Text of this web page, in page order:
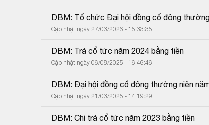
DBM: Tổ chức Đại hội đồng cổ đông
Cập nhật ngày 27/03/2026 - 15:33:35
DBM: Trả cổ tức năm 2024 bằng tiền
Cập nhật ngày 06/08/2025 - 16:46:46
DBM: Đại hội đồng cổ đông thường niên
Cập nhật ngày 21/03/2025 - 14:19:29
DBM: Chi trả cổ tức năm 2023 bằng tiền